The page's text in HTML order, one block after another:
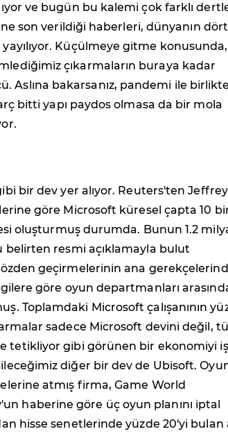
ve bugün bu kalemi çok farklı
son verildiği haberleri, dünyanın
Küçülmeye gitme konusunda,
çıkarmaların buraya kadar
Aslına bakarsanız, pandemi ile birlikte
bitti yapı paydos olmasa da bir mola
bir dev yer alıyor. Reuters'ten Jeffrey
göre Microsoft küresel çapta 10
oluşturmuş durumda. Bunun 1.2
belirten resmi açıklamayla bulut
gözden geçirmelerinin ana
göre oyun departmanları
Toplamdaki Microsoft çalışanının
sadece Microsoft devini değil,
tetikliyor gibi görünen bir ekonomiyi
diğer bir dev de Ubisoft.
atmış firma, Game World
haberine göre üç oyun planını iptal
hisse senetlerinde yüzde 20'yi bulan